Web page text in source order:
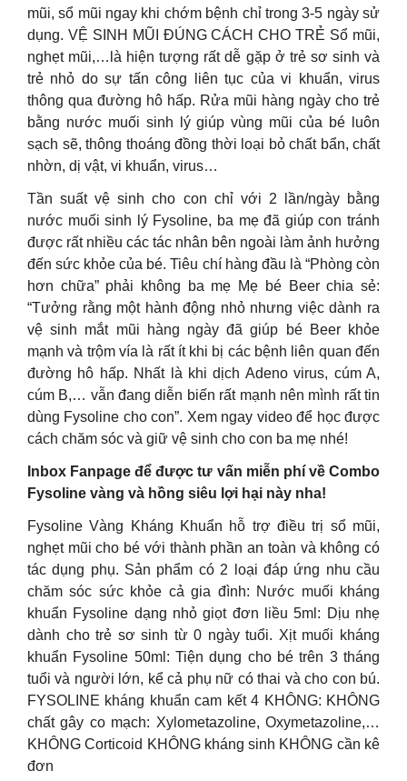
mũi, sổ mũi ngay khi chớm bệnh chỉ trong 3-5 ngày sử
dụng. VỆ SINH MŨI ĐÚNG CÁCH CHO TRẺ Sổ mũi,
nghẹt mũi,…là hiện tượng rất dễ gặp ở trẻ sơ sinh và
trẻ nhỏ do sự tấn công liên tục của vi khuẩn, virus
thông qua đường hô hấp. Rửa mũi hàng ngày cho trẻ
bằng nước muối sinh lý giúp vùng mũi của bé luôn
sạch sẽ, thông thoáng đồng thời loại bỏ chất bẩn, chất
nhờn, dị vật, vi khuẩn, virus…
Tần suất vệ sinh cho con chỉ với 2 lần/ngày bằng
nước muối sinh lý Fysoline, ba mẹ đã giúp con tránh
được rất nhiều các tác nhân bên ngoài làm ảnh hưởng
đến sức khỏe của bé. Tiêu chí hàng đầu là “Phòng còn
hơn chữa” phải không ba mẹ Mẹ bé Beer chia sẻ:
“Tưởng rằng một hành động nhỏ nhưng việc dành ra
vệ sinh mắt mũi hàng ngày đã giúp bé Beer khỏe
mạnh và trộm vía là rất ít khi bị các bệnh liên quan đến
đường hô hấp. Nhất là khi dịch Adeno virus, cúm A,
cúm B,… vẫn đang diễn biến rất mạnh nên mình rất tin
dùng Fysoline cho con”. Xem ngay video để học được
cách chăm sóc và giữ vệ sinh cho con ba mẹ nhé!
Inbox Fanpage để được tư vấn miễn phí về Combo
Fysoline vàng và hồng siêu lợi hại này nha!
Fysoline Vàng Kháng Khuẩn hỗ trợ điều trị sổ mũi,
nghẹt mũi cho bé với thành phần an toàn và không có
tác dụng phụ. Sản phẩm có 2 loại đáp ứng nhu cầu
chăm sóc sức khỏe cả gia đình: Nước muối kháng
khuẩn Fysoline dạng nhỏ giọt đơn liều 5ml: Dịu nhẹ
dành cho trẻ sơ sinh từ 0 ngày tuổi. Xịt muối kháng
khuẩn Fysoline 50ml: Tiện dụng cho bé trên 3 tháng
tuổi và người lớn, kể cả phụ nữ có thai và cho con bú.
FYSOLINE kháng khuẩn cam kết 4 KHÔNG: KHÔNG
chất gây co mạch: Xylometazoline, Oxymetazoline,…
KHÔNG Corticoid KHÔNG kháng sinh KHÔNG cần kê
đơn